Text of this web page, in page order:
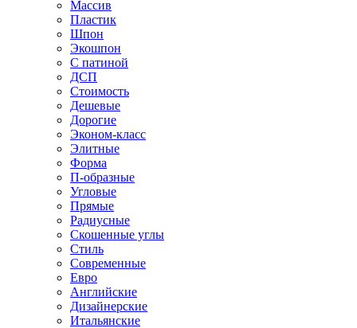
Массив
Пластик
Шпон
Экошпон
С патиной
ДСП
Стоимость
Дешевые
Дорогие
Эконом-класс
Элитные
Форма
П-образные
Угловые
Прямые
Радиусные
Скошенные углы
Стиль
Современные
Евро
Английские
Дизайнерские
Итальянские